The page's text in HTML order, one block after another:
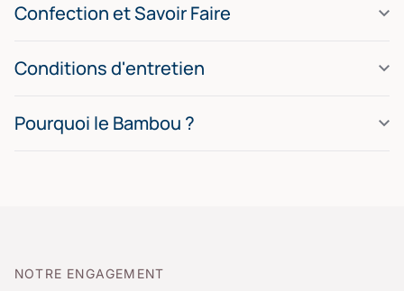
Confection et Savoir Faire
Conditions d'entretien
Pourquoi le Bambou ?
NOTRE ENGAGEMENT